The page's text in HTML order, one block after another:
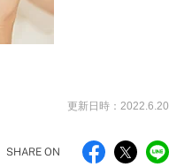
更新日時：2022.6.20
SHARE ON